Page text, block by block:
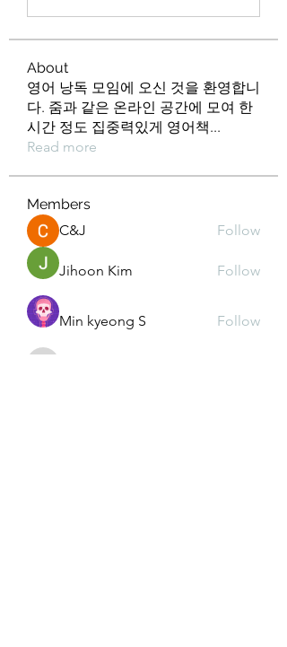
About
영어 낭독 모임에 오신 것을 환영합니
다. 줌과 같은 온라인 공간에 모여 한
시간 정도 집중력있게 영어책...
Read more
Members
C&J
Follow
Jihoon Kim Follow
Min kyeong S Follow